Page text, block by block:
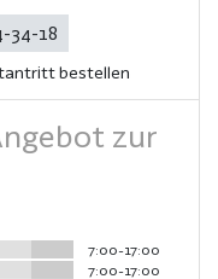
34-18
bestellen
zur
7:00-17:00
7:00-17:00